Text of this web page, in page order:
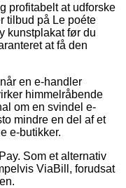
profitabelt at udforske
tilbud på Le poéte
kunstplakat før du
at få den
en e-handler
himmelråbende
om en svindel e-
mindre en del af et
e-butikker.
Som et alternativ
ViaBill, forudsat